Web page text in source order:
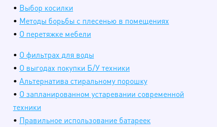
• Выбор косилки
• Методы борьбы с плесенью в помещениях
• О перетяжке мебели
• О фильтрах для воды
• О выгодах покупки Б/У техники
• Альтернатива стиральному порошку
• О запланированном устаревании современной
техники
• Правильное использование батареек